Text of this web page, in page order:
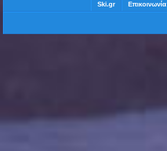
Ski.gr Επικοινωνία